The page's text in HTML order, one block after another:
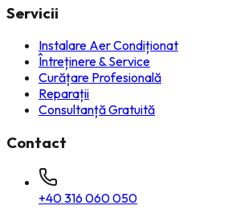
Servicii
Instalare Aer Condiționat
Întreținere & Service
Curățare Profesională
Reparații
Consultanță Gratuită
Contact
+40 316 060 050